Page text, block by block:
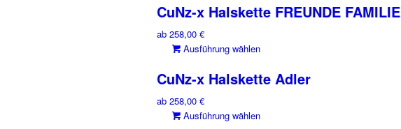
Optionen
Produktseite
weist
Optionen
CuNz-x Halskette FREUNDE FAMILIE
ab 258,00 €
Ausführung wählen
weist
CuNz-x Halskette Adler
ab 258,00 €
Ausführung wählen